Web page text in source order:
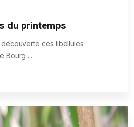
du printemps
découverte des libellules
Bourg ...